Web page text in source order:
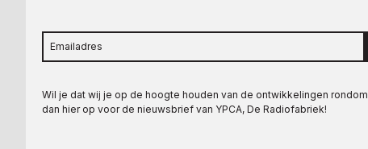
Wil je dat wij je op de hoogte houden van de ontwikkelingen rondom
dan hier op voor de nieuwsbrief van YPCA, De Radiofabriek!